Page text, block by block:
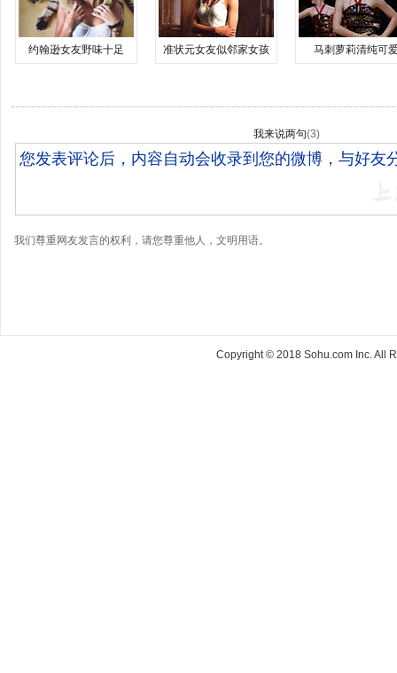
约翰逊女友野味十足 准状元女友似邻家女孩 马刺萝莉清纯可
我来说两句(3)
我们尊重网友发言的权利，请您尊重他人，文明用语。
Copyright © 2018 Sohu.com Inc. All